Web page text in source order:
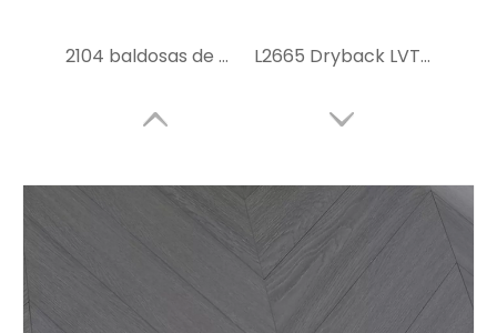
2104 baldosas de madera laminada L2665 Dryback LVT Flooring